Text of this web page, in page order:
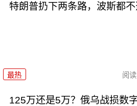
特朗普扔下两条路，波斯都
最热 阅读
125万还是5万？俄乌战损数